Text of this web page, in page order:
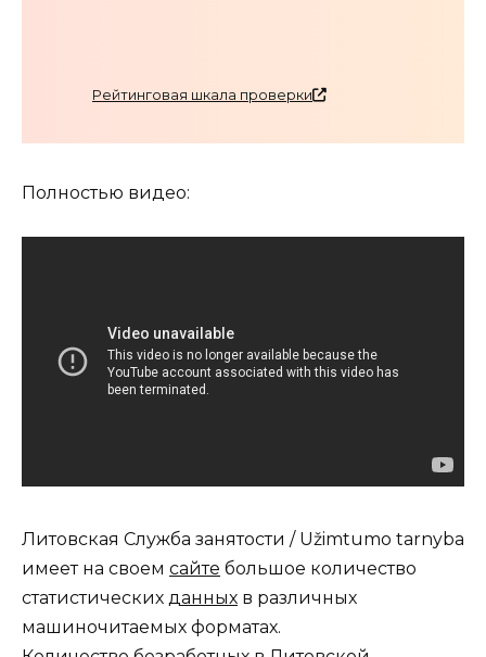
Рейтинговая шкала проверки
Полностью видео:
Литовская Cлужба занятости / Užimtumo tarnyba
имеет на своем сайте большое количество
статистических данных в различных
машиночитаемых форматах.